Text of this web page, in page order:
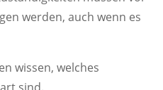
werden, auch wenn es
wissen, welches